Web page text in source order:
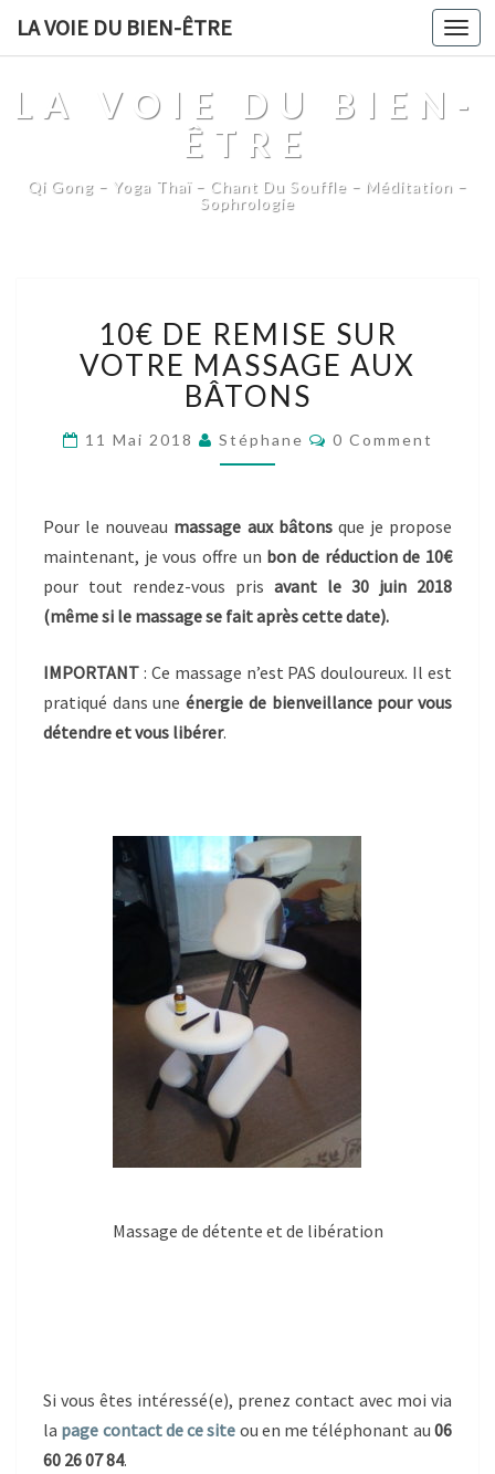
LA VOIE DU BIEN-ÊTRE
LA VOIE DU BIEN-
ÊTRE
Qi Gong – Yoga Thaï – Chant Du Souffle – Méditation –
Sophrologie
DE
REMISE
SUR
VOTRE
MASSAGE
AUX
10€ DE REMISE SUR
VOTRE MASSAGE AUX
BÂTONS
11 Mai 2018 Stéphane Comments
0 Comment
Pour le nouveau massage aux bâtonsque je propose
maintenant, je vous offre un bon de réduction de 10€
pour tout rendez-vous pris avant le 30 juin 2018
(même si le massage se fait après cette date).
IMPORTANT : Ce massage n’est PAS douloureux. Il est
pratiqué dans uneénergie de bienveillance pour vous
détendre et vous libérer.
Massage de détente et de libération
Si vous êtes intéressé(e), prenez contact avec moi via
la page contact de ce site ou en me téléphonant au06
60 26 07 84.